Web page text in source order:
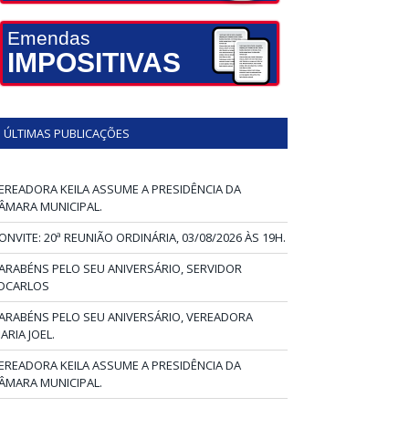
Emendas
IMPOSITIVAS
ÚLTIMAS PUBLICAÇÕES
KEILA ASSUME A PRESIDÊNCIA DA
MUNICIPAL.
20ª REUNIÃO ORDINÁRIA, 03/08/2026 ÀS 19H.
PELO SEU ANIVERSÁRIO, SERVIDOR
PELO SEU ANIVERSÁRIO, VEREADORA
JOEL.
KEILA ASSUME A PRESIDÊNCIA DA
MUNICIPAL.